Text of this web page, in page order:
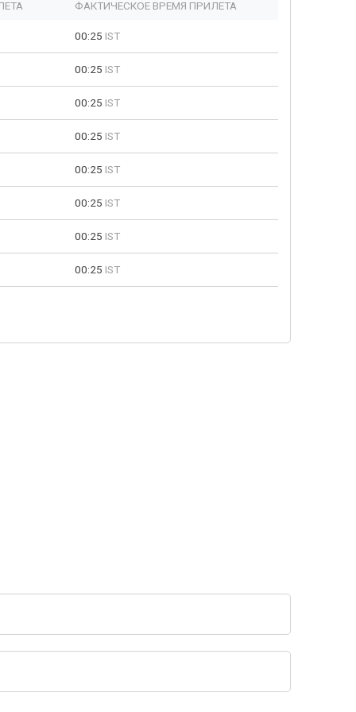
ФАКТИЧЕСКОЕ ВРЕМЯ ПРИЛЕТА
00:25 IST
00:25 IST
00:25 IST
00:25 IST
00:25 IST
00:25 IST
00:25 IST
00:25 IST